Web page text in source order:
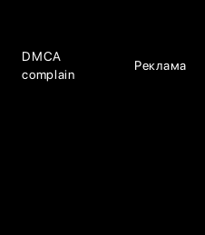
DMCA
complain
Реклама